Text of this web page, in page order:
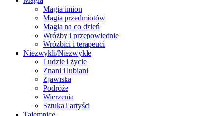
Magia imion
Magia przedmiotów
Magia na co dzień
Wróżby i przepowiednie
Wróżbici i terapeuci
Niezwykli/Niezwykłe
Ludzie i życie
Znani i lubiani
Zjawiska
Podróże
Wierzenia
Sztuka i artyści
Tajemnice